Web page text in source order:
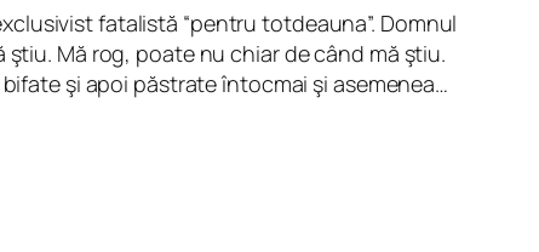
fatalistă “pentru totdeauna”. Domnul
Mă rog, poate nu chiar de când mă ştiu.
şi apoi păstrate întocmai şi asemenea…